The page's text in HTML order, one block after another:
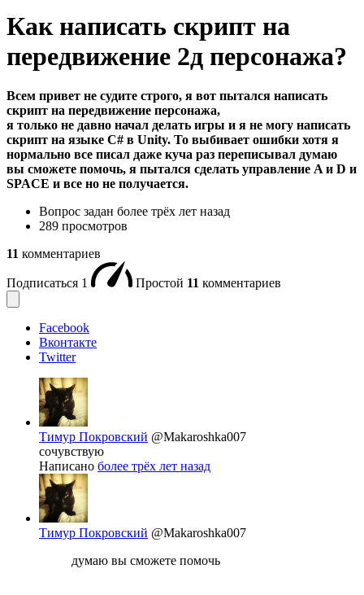
Как написать скрипт на
передвижение 2д персонажа?
Всем привет не судите строго, я вот пытался написать
скрипт на передвижение персонажа,
я только не давно начал делать игры и я не могу написать
скрипт на языке C# в Unity. То выбивает ошибки хотя я
нормально все писал даже куча раз переписывал думаю
вы сможете помочь, я пытался сделать управление A и D и
SPACE и все но не получается.
Вопрос задан более трёх лет назад
289 просмотров
11 комментариев
Подписаться 1 Простой 11 комментариев
Facebook
Вконтакте
Twitter
Тимур Покровский @Makaroshka007
сочувствую
Написано более трёх лет назад
Тимур Покровский @Makaroshka007
думаю вы сможете помочь